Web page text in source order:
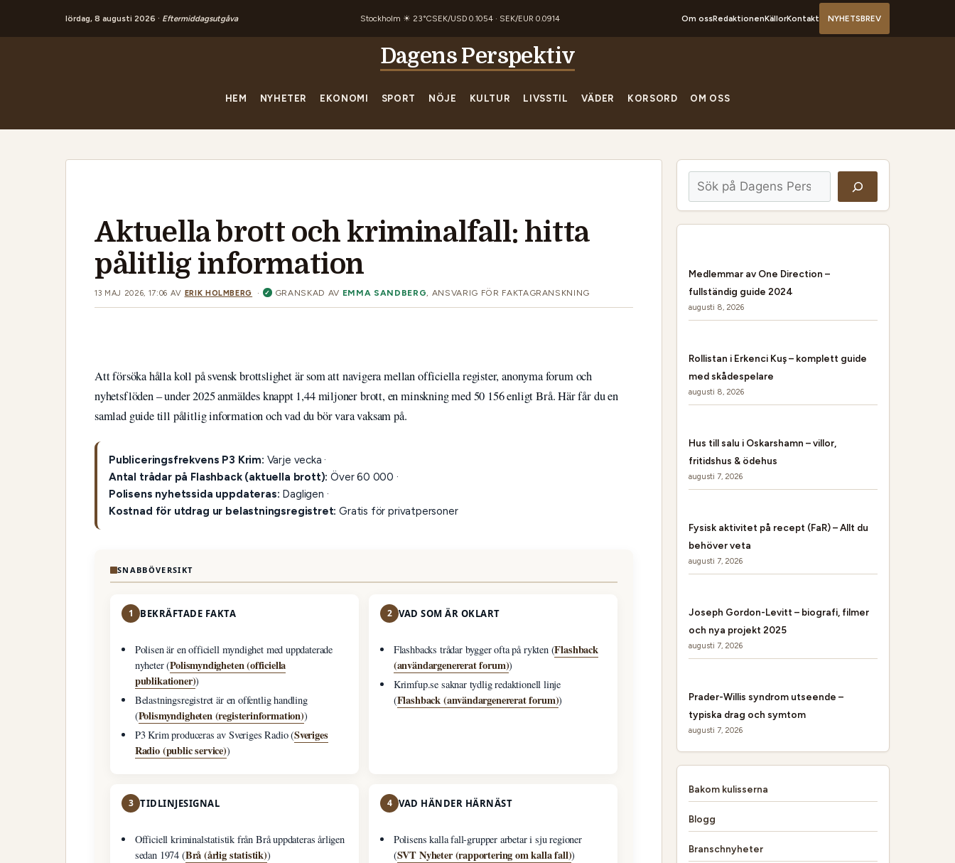
lördag, 8 augusti 2026 · Eftermiddagsutgåva Stockholm ☀ 23°CSEK/USD 0.1054 · SEK/EUR 0.0914 Om ossRedaktionenKällorKontakt NYHETSBREV
Dagens Perspektiv
HEM NYHETER EKONOMI SPORT NÖJE KULTUR LIVSSTIL VÄDER KORSORD OM OSS
Aktuella brott och kriminalfall: hitta
pålitlig information
13 MAJ 2026, 17:06 AV ERIK HOLMBERG · ✓ GRANSKAD AV EMMA SANDBERG, ANSVARIG FÖR FAKTAGRANSKNING
Att försöka hålla koll på svensk brottslighet är som att navigera mellan officiella register, anonyma forum och
nyhetsflöden – under 2025 anmäldes knappt 1,44 miljoner brott, en minskning med 50 156 enligt Brå. Här får du en
samlad guide till pålitlig information och vad du bör vara vaksam på.
Publiceringsfrekvens P3 Krim: Varje vecka ·
Antal trådar på Flashback (aktuella brott): Över 60 000 ·
Polisens nyhetssida uppdateras: Dagligen ·
Kostnad för utdrag ur belastningsregistret: Gratis för privatpersoner
SNABBÖVERSIKT
1 BEKRÄFTADE FAKTA
Polisen är en officiell myndighet med uppdaterade
nyheter (Polismyndigheten (officiella
publikationer))
Belastningsregistret är en offentlig handling
(Polismyndigheten (registerinformation))
P3 Krim produceras av Sveriges Radio (Sveriges
Radio (public service))
2 VAD SOM ÄR OKLART
Flashbacks trådar bygger ofta på rykten (Flashback
(användargenererat forum))
Krimfup.se saknar tydlig redaktionell linje
(Flashback (användargenererat forum))
3 TIDLINJESIGNAL
Officiell kriminalstatistik från Brå uppdateras årligen
sedan 1974 (Brå (årlig statistik))
4 VAD HÄNDER HÄRNÄST
Polisens kalla fall-grupper arbetar i sju regioner
(SVT Nyheter (rapportering om kalla fall))
Sök
Medlemmar av One Direction –
fullständig guide 2024
augusti 8, 2026
Rollistan i Erkenci Kuş – komplett guide
med skådespelare
augusti 8, 2026
Hus till salu i Oskarshamn – villor,
fritidshus & ödehus
augusti 7, 2026
Fysisk aktivitet på recept (FaR) – Allt du
behöver veta
augusti 7, 2026
Joseph Gordon-Levitt – biografi, filmer
och nya projekt 2025
augusti 7, 2026
Prader-Willis syndrom utseende –
typiska drag och symtom
augusti 7, 2026
Bakom kulisserna
Blogg
Branschnyheter